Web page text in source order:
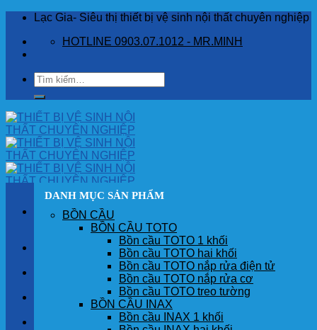
Skip
content
Lạc Gia- Siêu thị thiết bị vệ sinh nội thất chuyên nghiệp
HOTLINE 0903.07.1012 - MR.MINH
Tìm
kiếm:
SẢN PHẨM
DANH MỤC SẢN PHẨM
BỒN CẦU
BỒN CẦU TOTO
Bồn cầu TOTO 1 khối
Bồn cầu TOTO hai khối
Bồn cầu TOTO nắp rửa điện tử
Bồn cầu TOTO nắp rửa cơ
Bồn cầu TOTO treo tường
BỒN CẦU INAX
Bồn cầu INAX 1 khối